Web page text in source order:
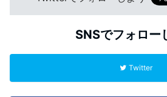
SNSでフォロー
Twitter